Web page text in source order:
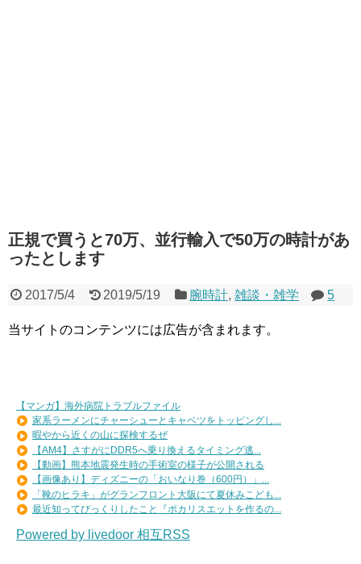
正規で買うと70万、並行輸入で50万の時計があ
ったとします
2017/5/4 2019/5/19 腕時計,雑談・雑学 5
当サイトのコンテンツには広告が含まれます。
【マンガ】海外病院トラブルファイル
家系ラーメンにチャーシューとキャベツをトッピングし...
暇やから近くの山に探検するぜ
【AM4】さすがにDDR5へ乗り換えるタイミング逃...
【動画】熊本地震発生時の手術室の様子が公開される
【画像あり】ディズニーの「おいなり巻（600円）」...
「靴のヒラキ」がグランフロント大阪にて夏休みこども...
最近知ってびっくりしたこと『ポカリスエットを作るの...
Powered by livedoor 相互RSS